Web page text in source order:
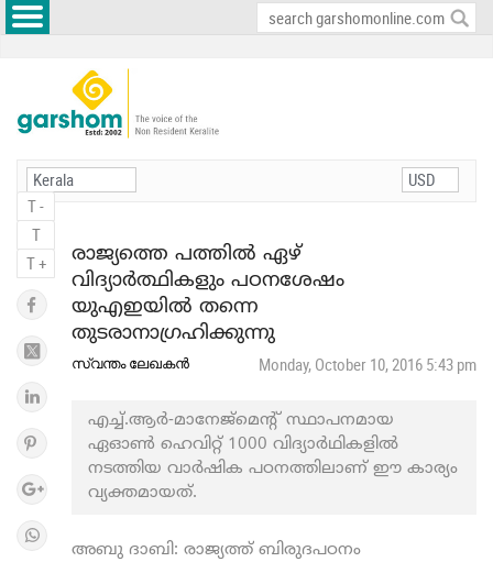
T -
T
T +
രാജ്യത്തെ പത്തിൽ ഏഴ്
വിദ്യാർത്ഥികളും പഠനശേഷം
യുഎഇയിൽ തന്നെ
തുടരാനാഗ്രഹിക്കുന്നു
സ്വന്തം ലേഖകൻ Monday, October 10, 2016 5:43 pm
എച്ച്.ആര്‍-മാനേജ്മെന്‍റ് സ്ഥാപനമായ
ഏഓൺ ഹെവിറ്റ് 1000 വിദ്യാര്‍ഥികളില്‍
നടത്തിയ വാര്‍ഷിക പഠനത്തിലാണ് ഈ കാര്യം
വ്യക്തമായത്.
അബു ദാബി: രാജ്യത്ത് ബിരുദപഠനം